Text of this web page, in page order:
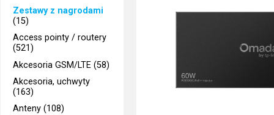
Zestawy z nagrodami
(15)
Access pointy / routery
(521)
Akcesoria GSM/LTE (58)
Akcesoria, uchwyty
(163)
Anteny (108)